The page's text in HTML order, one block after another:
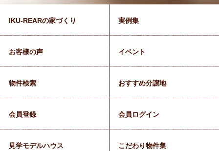
IKU-REARの家づくり 実例集
お客様の声 イベント
物件検索 おすすめ分譲地
会員登録 会員ログイン
見学モデルハウス こだわり物件集